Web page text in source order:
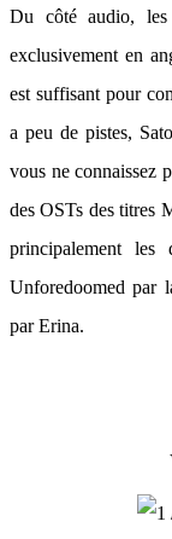
Du côté audio, les
exclusivement en
est suffisant pour
a peu de pistes,
vous ne connaissez
des OSTs des titres
principalement les
Unforedoomed par
par Erina.